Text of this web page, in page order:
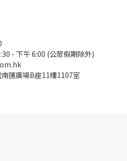
- 下午 6:00 (公眾假期除外)
匯廣場B座11樓1107室